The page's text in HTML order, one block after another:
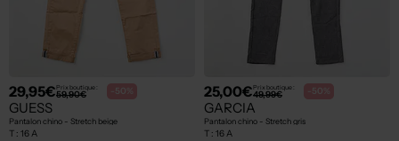
29,95€Prix boutique :
59,90€ -50%
GUESS
Pantalon chino - Stretch beige
T : 16 A
25,00€Prix boutique :
49,99€ -50%
GARCIA
Pantalon chino - Stretch gris
T : 16 A